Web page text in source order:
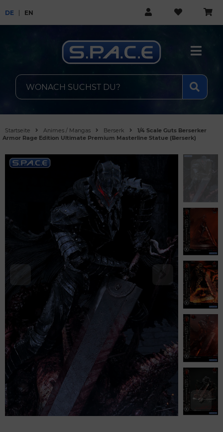
DE EN
Startseite Animes / Mangas Berserk
1/4 Scale Guts Berserker
Armor Rage Edition Ultimate Premium Masterline Statue (Berserk)